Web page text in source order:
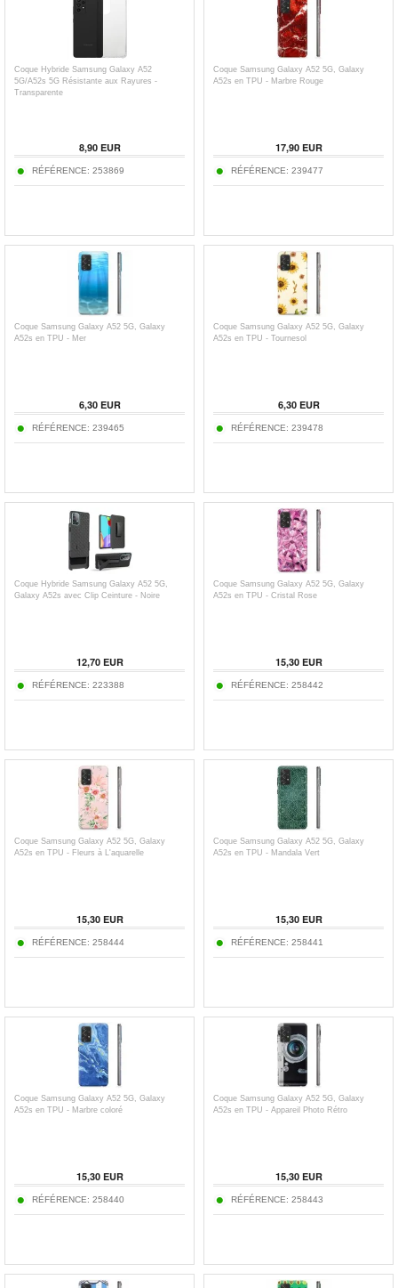
Coque Hybride Samsung Galaxy A52
5G/A52s 5G Résistante aux Rayures -
Transparente
8,90EUR
RÉFÉRENCE: 253869
Coque Samsung Galaxy A52 5G, Galaxy
A52s en TPU - Marbre Rouge
17,90EUR
RÉFÉRENCE: 239477
Coque Samsung Galaxy A52 5G, Galaxy
A52s en TPU - Mer
6,30EUR
RÉFÉRENCE: 239465
Coque Samsung Galaxy A52 5G, Galaxy
A52s en TPU - Tournesol
6,30EUR
RÉFÉRENCE: 239478
Coque Hybride Samsung Galaxy A52 5G,
Galaxy A52s avec Clip Ceinture - Noire
12,70EUR
RÉFÉRENCE: 223388
Coque Samsung Galaxy A52 5G, Galaxy
A52s en TPU - Cristal Rose
15,30EUR
RÉFÉRENCE: 258442
Coque Samsung Galaxy A52 5G, Galaxy
A52s en TPU - Fleurs à L'aquarelle
15,30EUR
RÉFÉRENCE: 258444
Coque Samsung Galaxy A52 5G, Galaxy
A52s en TPU - Mandala Vert
15,30EUR
RÉFÉRENCE: 258441
Coque Samsung Galaxy A52 5G, Galaxy
A52s en TPU - Marbre coloré
15,30EUR
RÉFÉRENCE: 258440
Coque Samsung Galaxy A52 5G, Galaxy
A52s en TPU - Appareil Photo Rétro
15,30EUR
RÉFÉRENCE: 258443